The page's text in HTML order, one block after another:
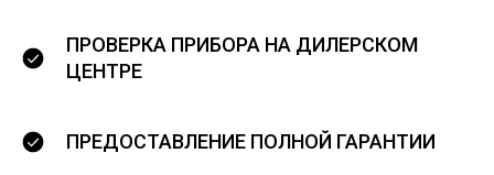
ПРОВЕРКА ПРИБОРА НА ДИЛЕРСКОМ
ЦЕНТРЕ
ПРЕДОСТАВЛЕНИЕ ПОЛНОЙ ГАРАНТИИ